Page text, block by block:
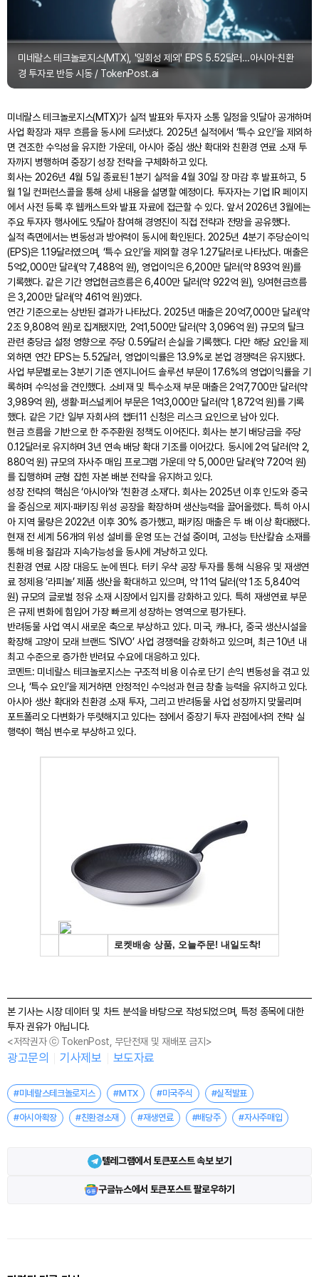
미네랄스 테크놀로지스(MTX), '일회성 제외' EPS 5.52달러…아시아·친환
경 투자로 반등 시동 / TokenPost.ai
미네랄스 테크놀로지스(MTX)가 실적 발표와 투자자 소통 일정을 잇달아 공개하며
사업 확장과 재무 흐름을 동시에 드러냈다. 2025년 실적에서 ‘특수 요인’을 제외하
면 견조한 수익성을 유지한 가운데, 아시아 중심 생산 확대와 친환경 연료 소재 투
자까지 병행하며 중장기 성장 전략을 구체화하고 있다.
회사는 2026년 4월 5일 종료된 1분기 실적을 4월 30일 장 마감 후 발표하고, 5
월 1일 컨퍼런스콜을 통해 상세 내용을 설명할 예정이다. 투자자는 기업 IR 페이지
에서 사전 등록 후 웹캐스트와 발표 자료에 접근할 수 있다. 앞서 2026년 3월에는
주요 투자자 행사에도 잇달아 참여해 경영진이 직접 전략과 전망을 공유했다.
실적 측면에서는 변동성과 방어력이 동시에 확인된다. 2025년 4분기 주당순이익
(EPS)은 1.19달러였으며, ‘특수 요인’을 제외할 경우 1.27달러로 나타났다. 매출은
5억2,000만 달러(약 7,488억 원), 영업이익은 6,200만 달러(약 893억 원)를
기록했다. 같은 기간 영업현금흐름은 6,400만 달러(약 922억 원), 잉여현금흐름
은 3,200만 달러(약 461억 원)였다.
연간 기준으로는 상반된 결과가 나타났다. 2025년 매출은 20억7,000만 달러(약
2조 9,808억 원)로 집계됐지만, 2억1,500만 달러(약 3,096억 원) 규모의 탈크
관련 충당금 설정 영향으로 주당 0.59달러 손실을 기록했다. 다만 해당 요인을 제
외하면 연간 EPS는 5.52달러, 영업이익률은 13.9%로 본업 경쟁력은 유지됐다.
사업 부문별로는 3분기 기준 엔지니어드 솔루션 부문이 17.6%의 영업이익률을 기
록하며 수익성을 견인했다. 소비재 및 특수소재 부문 매출은 2억7,700만 달러(약
3,989억 원), 생활·퍼스널케어 부문은 1억3,000만 달러(약 1,872억 원)를 기록
했다. 같은 기간 일부 자회사의 챕터11 신청은 리스크 요인으로 남아 있다.
현금 흐름을 기반으로 한 주주환원 정책도 이어진다. 회사는 분기 배당금을 주당
0.12달러로 유지하며 3년 연속 배당 확대 기조를 이어갔다. 동시에 2억 달러(약 2,
880억 원) 규모의 자사주 매입 프로그램 가운데 약 5,000만 달러(약 720억 원)
를 집행하며 균형 잡힌 자본 배분 전략을 유지하고 있다.
성장 전략의 핵심은 ‘아시아’와 ‘친환경 소재’다. 회사는 2025년 이후 인도와 중국
을 중심으로 제지·패키징 위성 공장을 확장하며 생산능력을 끌어올렸다. 특히 아시
아 지역 물량은 2022년 이후 30% 증가했고, 패키징 매출은 두 배 이상 확대됐다.
현재 전 세계 56개의 위성 설비를 운영 또는 건설 중이며, 고성능 탄산칼슘 소재를
통해 비용 절감과 지속가능성을 동시에 겨냥하고 있다.
친환경 연료 시장 대응도 눈에 띈다. 터키 우샥 공장 투자를 통해 식용유 및 재생연
료 정제용 ‘라피놀’ 제품 생산을 확대하고 있으며, 약 11억 달러(약 1조 5,840억
원) 규모의 글로벌 정유 소재 시장에서 입지를 강화하고 있다. 특히 재생연료 부문
은 규제 변화에 힘입어 가장 빠르게 성장하는 영역으로 평가된다.
반려동물 사업 역시 새로운 축으로 부상하고 있다. 미국, 캐나다, 중국 생산시설을
확장해 고양이 모래 브랜드 ‘SIVO’ 사업 경쟁력을 강화하고 있으며, 최근 10년 내
최고 수준으로 증가한 반려묘 수요에 대응하고 있다.
코멘트: 미네랄스 테크놀로지스는 구조적 비용 이슈로 단기 손익 변동성을 겪고 있
으나, ‘특수 요인’을 제거하면 안정적인 수익성과 현금 창출 능력을 유지하고 있다.
아시아 생산 확대와 친환경 소재 투자, 그리고 반려동물 사업 성장까지 맞물리며
포트폴리오 다변화가 뚜렷해지고 있다는 점에서 중장기 투자 관점에서의 전략 실
행력이 핵심 변수로 부상하고 있다.
본 기사는 시장 데이터 및 차트 분석을 바탕으로 작성되었으며, 특정 종목에 대한
투자 권유가 아닙니다.
<저작권자 ⓒ TokenPost, 무단전재 및 재배포 금지>
광고문의 기사제보 보도자료
#미네랄스테크놀로지스 #MTX #미국주식 #실적발표
#아시아확장 #친환경소재 #재생연료 #배당주 #자사주매입
텔레그램에서 토큰포스트 속보 보기
구글뉴스에서 토큰포스트 팔로우하기